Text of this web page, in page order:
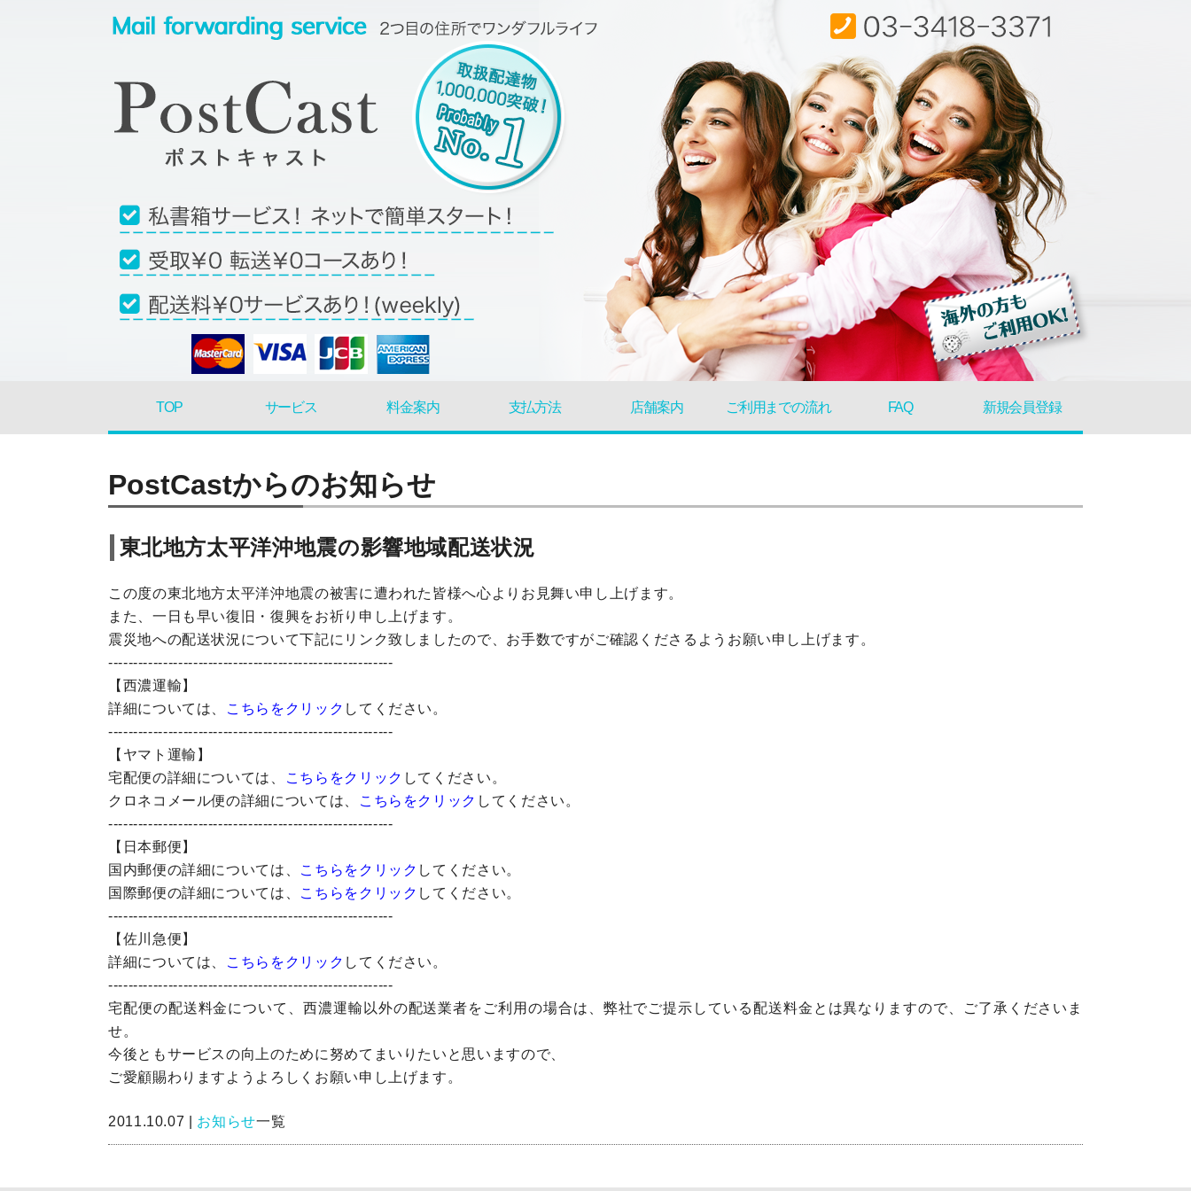
TOP サービス 料金案内 支払方法 店舗案内 ご利用までの流れ FAQ 新規会員登録
PostCastからのお知らせ
東北地方太平洋沖地震の影響地域配送状況
この度の東北地方太平洋沖地震の被害に遭われた皆様へ心よりお見舞い申し上げます。
また、一日も早い復旧・復興をお祈り申し上げます。
震災地への配送状況について下記にリンク致しましたので、お手数ですがご確認くださるようお願い申し上げます。
---------------------------------------------------------
【西濃運輸】
詳細については、
こちらをクリック してください。
---------------------------------------------------------
【ヤマト運輸】
宅配便の詳細については、
こちらをクリック してください。
クロネコメール便の詳細については、
こちらをクリック してください。
---------------------------------------------------------
【日本郵便】
国内郵便の詳細については、 こちらをクリック してください。
国際郵便の詳細については、 こちらをクリック してください。
---------------------------------------------------------
【佐川急便】
詳細については、
こちらをクリック してください。
---------------------------------------------------------
宅配便の配送料金について、西濃運輸以外の配送業者をご利用の場合は、弊社でご提示している配送料金とは異なりますので、ご了承くださいま
せ。
今後ともサービスの向上のために努めてまいりたいと思いますので、
ご愛顧賜わりますようよろしくお願い申し上げます。
2011.10.07 | お知らせ一覧